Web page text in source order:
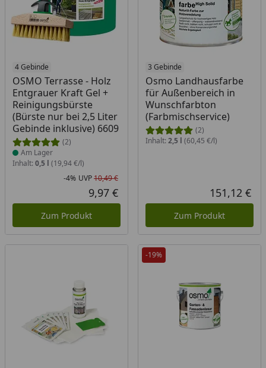
4 Gebinde
OSMO Terrasse - Holz
Entgrauer Kraft Gel +
Reinigungsbürste
(Bürste nur bei 2,5 Liter
Gebinde inklusive) 6609
(2)
Produkt am Lager
Am Lager
Inhalt: 0,5 l (19,94 €/l)
Rabatt in Prozent
-4%
Ursprünglicher Preis
UVP10,49 €
Aktueller Preis
9,97 €
Zum Produkt
3 Gebinde
Osmo Landhausfarbe
für Außenbereich in
Wunschfarbton
(Farbmischservice)
(2)
Inhalt: 2,5 l (60,45 €/l)
151,12 €
Zum Produkt
-19%